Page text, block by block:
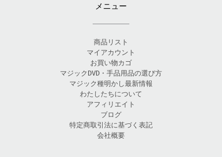
メニュー
商品リスト
マイアカウント
お買い物カゴ
マジックDVD・手品用品の選び方
マジック種明かし最新情報
わたしたちについて
アフィリエイト
ブログ
特定商取引法に基づく表記
会社概要